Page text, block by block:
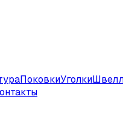
ПоковкиУголки